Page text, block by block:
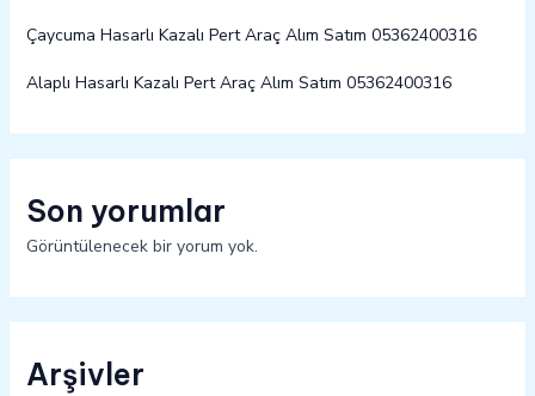
Çaycuma Hasarlı Kazalı Pert Araç Alım Satım 05362400316
Alaplı Hasarlı Kazalı Pert Araç Alım Satım 05362400316
Son yorumlar
Görüntülenecek bir yorum yok.
Arşivler